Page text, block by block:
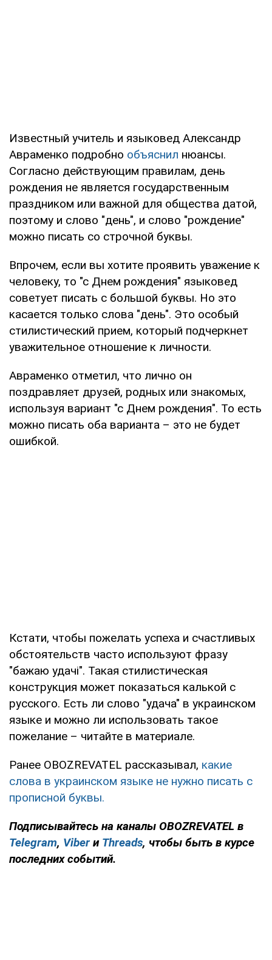
Известный учитель и языковед Александр
Авраменко подробно объяснил нюансы.
Согласно действующим правилам, день
рождения не является государственным
праздником или важной для общества датой,
поэтому и слово "день", и слово "рождение"
можно писать со строчной буквы.
Впрочем, если вы хотите проявить уважение к
человеку, то "с Днем рождения" языковед
советует писать с большой буквы. Но это
касается только слова "день". Это особый
стилистический прием, который подчеркнет
уважительное отношение к личности.
Авраменко отметил, что лично он
поздравляет друзей, родных или знакомых,
используя вариант "с Днем рождения". То есть
можно писать оба варианта – это не будет
ошибкой.
Кстати, чтобы пожелать успеха и счастливых
обстоятельств часто используют фразу
"бажаю удачі". Такая стилистическая
конструкция может показаться калькой с
русского. Есть ли слово "удача" в украинском
языке и можно ли использовать такое
пожелание – читайте в материале.
Ранее OBOZREVATEL рассказывал, какие
слова в украинском языке не нужно писать с
прописной буквы.
Подписывайтесь на каналы OBOZREVATEL в
Telegram, Viberи Threads, чтобы быть в курсе
последних событий.